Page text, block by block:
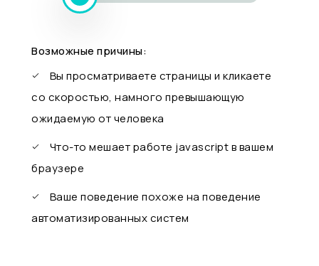
Возможные причины:
Вы просматриваете страницы и кликаете
со скоростью, намного превышающую
ожидаемую от человека
Что-то мешает работе javascript в вашем
браузере
Ваше поведение похоже на поведение
автоматизированных систем